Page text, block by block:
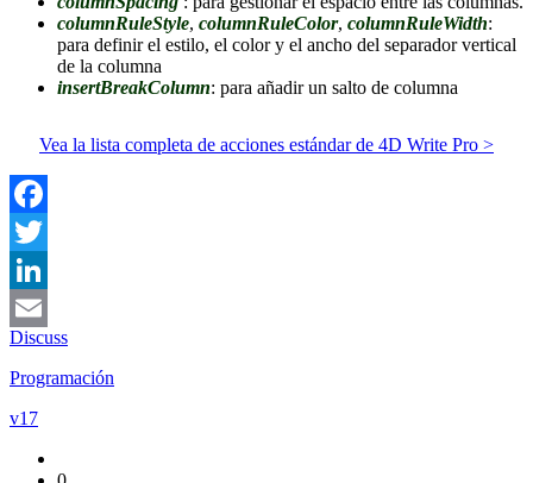
columnRuleStyle, columnRuleColor, columnRuleWidth:
para definir el estilo, el color y el ancho del separador vertical
de la columna
insertBreakColumn: para añadir un salto de columna
Vea la lista completa de acciones estándar de 4D Write Pro >
Facebook
Twitter
LinkedIn
Email
Discuss
Programación
v17